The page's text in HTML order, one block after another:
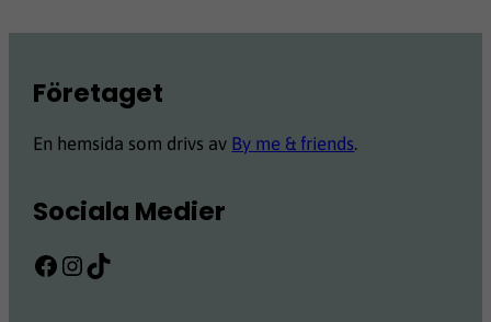
Företaget
En hemsida som drivs av By me & friends.
Sociala Medier
Facebook Instagram TikTok